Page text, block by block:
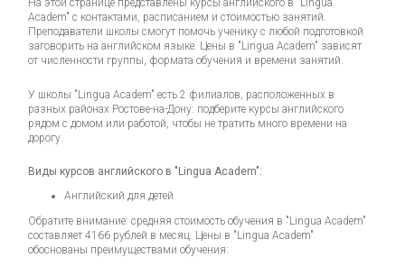
На этой странице представлены курсы английского в "Lingua
Academ" с контактами, расписанием и стоимостью занятий.
Преподаватели школы смогут помочь ученику с любой подготовкой
заговорить на английском языке. Цены в "Lingua Academ" зависят
от численности группы, формата обучения и времени занятий.
У школы "Lingua Academ" есть 2 филиалов, расположенных в
разных районах Ростове-на-Дону: подберите курсы английского
рядом с домом или работой, чтобы не тратить много времени на
дорогу.
Виды курсов английского в "Lingua Academ":
Английский для детей
Обратите внимание: средняя стоимость обучения в "Lingua Academ"
составляет 4166 рублей в месяц. Цены в "Lingua Academ"
обоснованы преимуществами обучения: